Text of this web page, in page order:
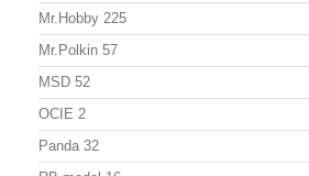
Mr.Hobby 225
Mr.Polkin 57
MSD 52
OCIE 2
Panda 32